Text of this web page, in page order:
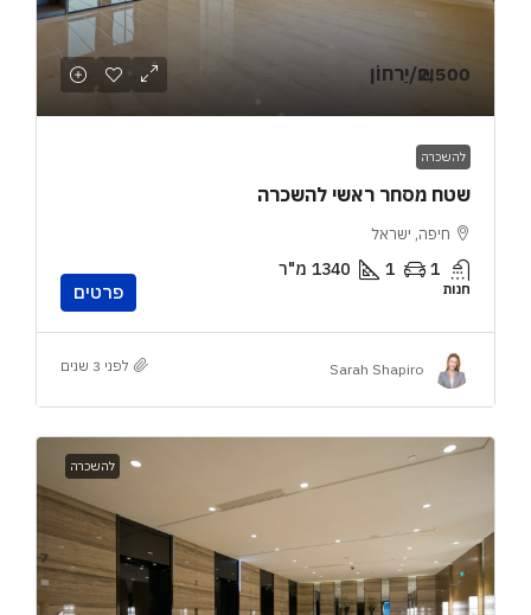
₪2,500/יַרחוֹן
להשכרה
שטח מסחר ראשי להשכרה
חיפה, ישראל
1
1
1340 מ"ר
חנות פרטים
Sarah Shapiro לפני 3 שנים
להשכרה